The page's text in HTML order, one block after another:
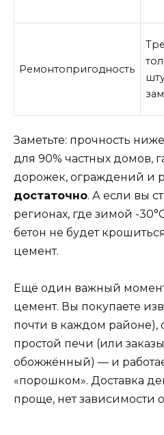
Ремонтопригодность
Заметьте: прочность
для 90% частных домов,
дорожек, ограждений и
достаточно. А если вы
регионах, где зимой -
бетон не будет
цемент.
Ещё один важный
цемент. Вы покупаете
почти в каждом районе),
простой печи (или
обожжённый) — и
«порошком». Доставка
проще, нет зависимости